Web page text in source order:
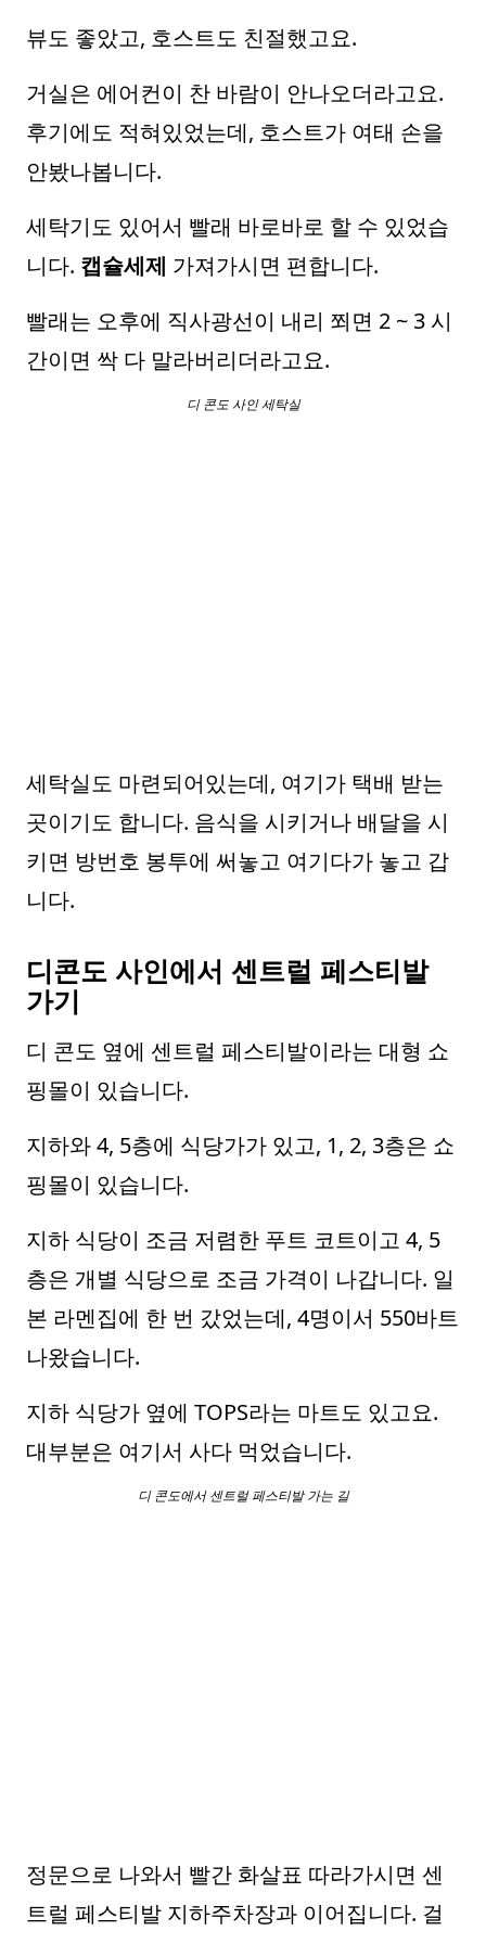
뷰도 좋았고, 호스트도 친절했고요.
거실은 에어컨이 찬 바람이 안나오더라고요.
후기에도 적혀있었는데, 호스트가 여태 손을
안봤나봅니다.
세탁기도 있어서 빨래 바로바로 할 수 있었습
니다. 캡슐세제 가져가시면 편합니다.
빨래는 오후에 직사광선이 내리 쬐면 2 ~ 3 시
간이면 싹 다 말라버리더라고요.
디 콘도 사인 세탁실
세탁실도 마련되어있는데, 여기가 택배 받는
곳이기도 합니다. 음식을 시키거나 배달을 시
키면 방번호 봉투에 써놓고 여기다가 놓고 갑
니다.
디콘도 사인에서 센트럴 페스티발
가기
디 콘도 옆에 센트럴 페스티발이라는 대형 쇼
핑몰이 있습니다.
지하와 4, 5층에 식당가가 있고, 1, 2, 3층은 쇼
핑몰이 있습니다.
지하 식당이 조금 저렴한 푸트 코트이고 4, 5
층은 개별 식당으로 조금 가격이 나갑니다. 일
본 라멘집에 한 번 갔었는데, 4명이서 550바트
나왔습니다.
지하 식당가 옆에 TOPS라는 마트도 있고요.
대부분은 여기서 사다 먹었습니다.
디 콘도에서 센트럴 페스티발 가는 길
정문으로 나와서 빨간 화살표 따라가시면 센
트럴 페스티발 지하주차장과 이어집니다. 걸